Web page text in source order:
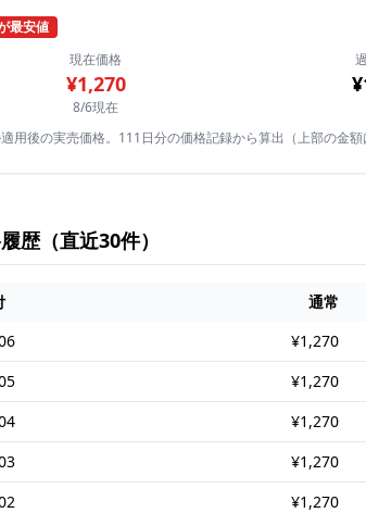
最安値
現在価格
¥1,270
8/6現在
用後の実売価格。111日分の価格記録から算出（上部の金額
歴（直近30件）
通常
¥1,270
¥1,270
¥1,270
¥1,270
¥1,270